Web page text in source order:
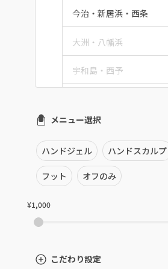
今治・新居浜・西条
大洲・八幡浜
宇和島・西予
メニュー選択
ハンドジェル ハンドスカルプ
フット オフのみ
¥1,000
こだわり設定